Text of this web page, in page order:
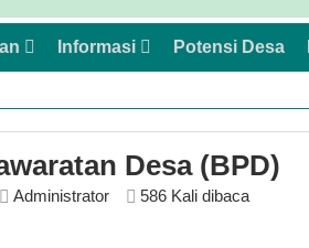
Informasi Potensi Desa
Desa (BPD)
Administrator 586 Kali dibaca